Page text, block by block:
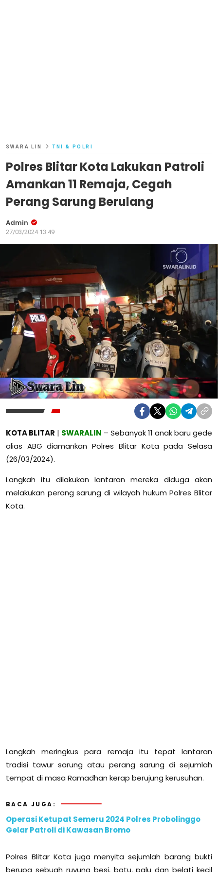
SWARA LIN TNI & POLRI
Polres Blitar Kota Lakukan Patroli
Amankan 11 Remaja, Cegah
Perang Sarung Berulang
Admin
27/03/2024 13:49
KOTA BLITAR | SWARALIN – Sebanyak 11 anak baru gede
alias ABG diamankan Polres Blitar Kota pada Selasa
(26/03/2024).
Langkah itu dilakukan lantaran mereka diduga akan
melakukan perang sarung di wilayah hukum Polres Blitar
Kota.
Langkah meringkus para remaja itu tepat lantaran
tradisi tawur sarung atau perang sarung di sejumlah
tempat di masa Ramadhan kerap berujung kerusuhan.
BACA JUGA:
Operasi Ketupat Semeru 2024 Polres Probolinggo
Gelar Patroli di Kawasan Bromo
Polres Blitar Kota juga menyita sejumlah barang bukti
berupa sebuah ruyung besi, batu, palu dan belati kecil